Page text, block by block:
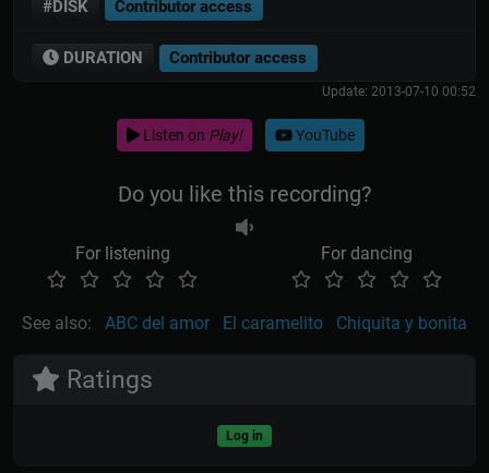
#DISK Contributor access
DURATION Contributor access
Update: 2013-07-10 00:52
Listen on Play! YouTube
Do you like this recording?
For listening For dancing
See also: ABC del amor El caramelito Chiquita y bonita
Ratings
Log in